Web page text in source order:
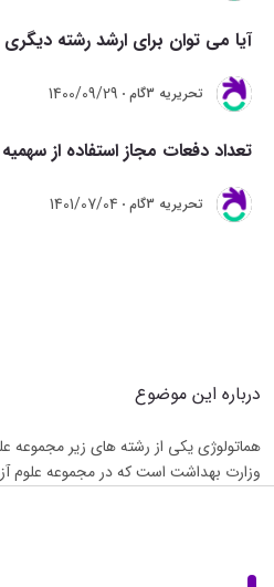
آیا می توان برای ارشد رشته
تحريريه 3گام 1400/09/29
تعداد دفعات مجاز استفاده از سهمیه 5 درصد ایثارگران
تحريريه 3گام 1401/07/04
درباره این موضوع
وزارت بهداشت است که در مجموعه علوم آزمایشگاهی 2